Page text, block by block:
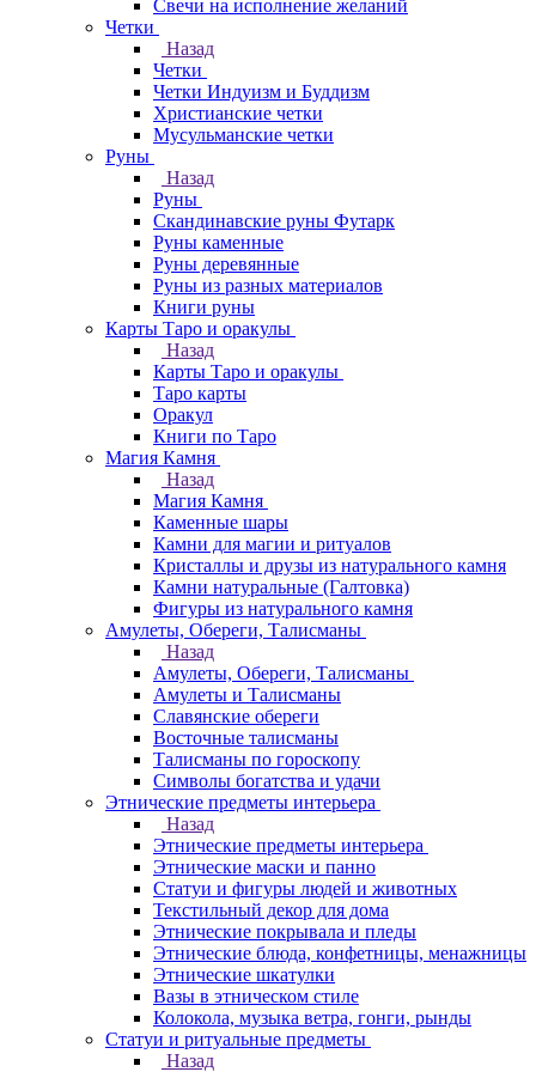
Свечи на исполнение желаний
Четки
Назад
Четки
Четки Индуизм и Буддизм
Христианские четки
Мусульманские четки
Руны
Назад
Руны
Скандинавские руны Футарк
Руны каменные
Руны деревянные
Руны из разных материалов
Книги руны
Карты Таро и оракулы
Назад
Карты Таро и оракулы
Таро карты
Оракул
Книги по Таро
Магия Камня
Назад
Магия Камня
Каменные шары
Камни для магии и ритуалов
Кристаллы и друзы из натурального камня
Камни натуральные (Галтовка)
Фигуры из натурального камня
Амулеты, Обереги, Талисманы
Назад
Амулеты, Обереги, Талисманы
Амулеты и Талисманы
Славянские обереги
Восточные талисманы
Талисманы по гороскопу
Символы богатства и удачи
Этнические предметы интерьера
Назад
Этнические предметы интерьера
Этнические маски и панно
Статуи и фигуры людей и животных
Текстильный декор для дома
Этнические покрывала и пледы
Этнические блюда, конфетницы, менажницы
Этнические шкатулки
Вазы в этническом стиле
Колокола, музыка ветра, гонги, рынды
Статуи и ритуальные предметы
Назад